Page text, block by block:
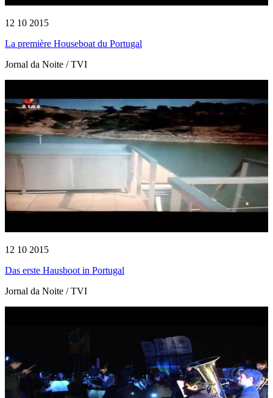
12 10 2015
La première Houseboat du Portugal
Jornal da Noite / TVI
12 10 2015
Das erste Hausboot in Portugal
Jornal da Noite / TVI